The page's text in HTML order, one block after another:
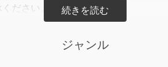
ださい。
すと幸いです。
ジャンル